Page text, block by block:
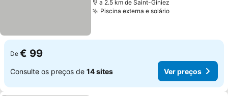
a 2.5 km de Saint-Giniez
Piscina externa e solário
De € 99
Consulte os preços de 14 sites Ver preços